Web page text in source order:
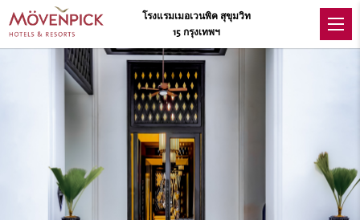
โรงแรมเมอเวนพิค สุขุมวิท
15 กรุงเทพฯ